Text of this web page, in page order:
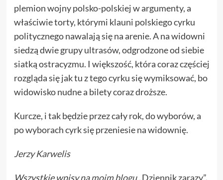
plemion wojny polsko-polskiej w argumenty, a
właściwie torty, którymi klauni polskiego cyrku
politycznego nawalają się na arenie. A na widowni
siedzą dwie grupy ultrasów, odgrodzone od siebie
siatką ostracyzmu. I większość, która coraz częściej
rozgląda się jak tu z tego cyrku się wymiksować, bo
widowisko nudne a bilety coraz droższe.
Kurcze, i tak będzie przez cały rok, do wyborów, a
po wyborach cyrk się przeniesie na widownię.
Jerzy Karwelis
Wszystkie wpisy namoim blogu„Dziennik zarazy”.